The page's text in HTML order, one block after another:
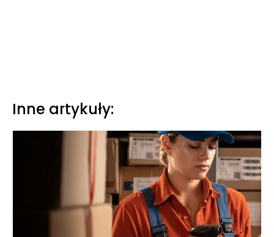
Inne artykuły: